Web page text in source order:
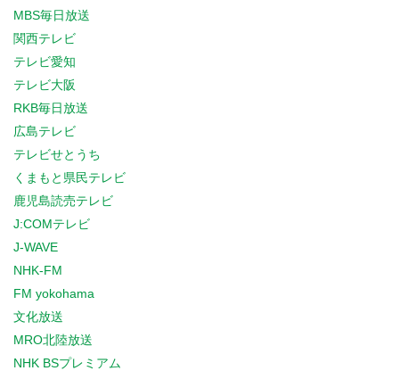
MBS毎日放送
関西テレビ
テレビ愛知
テレビ大阪
RKB毎日放送
広島テレビ
テレビせとうち
くまもと県民テレビ
鹿児島読売テレビ
J:COMテレビ
J-WAVE
NHK-FM
FM yokohama
文化放送
MRO北陸放送
NHK BSプレミアム